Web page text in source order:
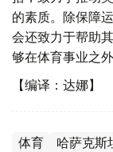
的素质。除保障
会还致力于帮助
够在体育事业之
【编译：达娜】
体育 哈萨克斯